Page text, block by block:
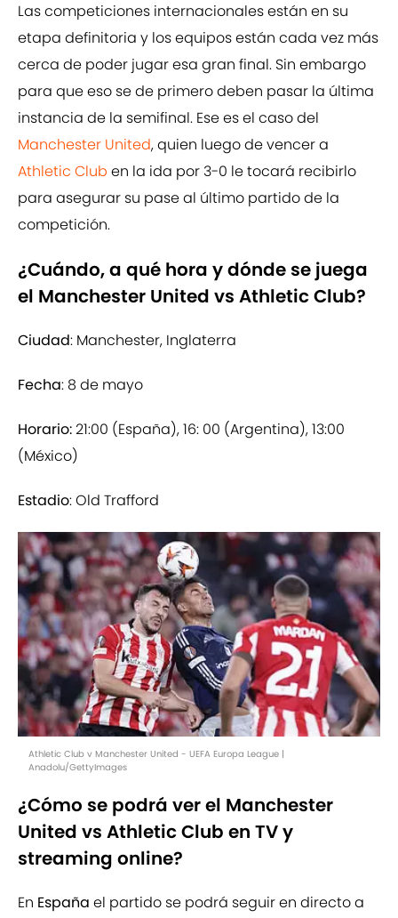
Las competiciones internacionales están en su
etapa definitoria y los equipos están cada vez más
cerca de poder jugar esa gran final. Sin embargo
para que eso se de primero deben pasar la última
instancia de la semifinal. Ese es el caso del
Manchester United, quien luego de vencer a
Athletic Club en la ida por 3-0 le tocará recibirlo
para asegurar su pase al último partido de la
competición.
¿Cuándo, a qué hora y dónde se juega
el Manchester United vs Athletic Club?
Ciudad: Manchester, Inglaterra
Fecha: 8 de mayo
Horario:21:00 (España), 16: 00 (Argentina), 13:00
(México)
Estadio: Old Trafford
Athletic Club v Manchester United - UEFA Europa League |
Anadolu/GettyImages
¿Cómo se podrá ver el Manchester
United vs Athletic Club en TV y
streaming online?
En España el partido se podrá seguir en directo a